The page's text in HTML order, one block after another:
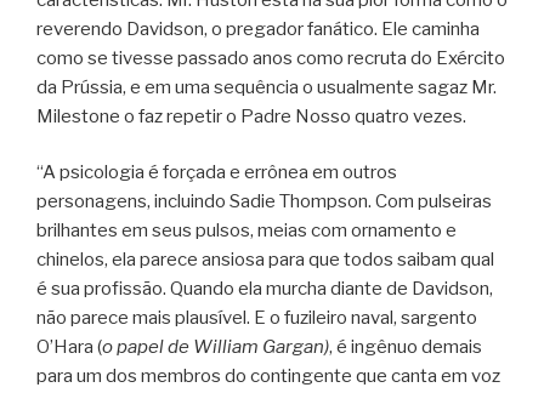
reverendo Davidson, o pregador fanático. Ele caminha
como se tivesse passado anos como recruta do Exército
da Prússia, e em uma sequência o usualmente sagaz Mr.
Milestone o faz repetir o Padre Nosso quatro vezes.
“A psicologia é forçada e errônea em outros
personagens, incluindo Sadie Thompson. Com pulseiras
brilhantes em seus pulsos, meias com ornamento e
chinelos, ela parece ansiosa para que todos saibam qual
é sua profissão. Quando ela murcha diante de Davidson,
não parece mais plausível. E o fuzileiro naval, sargento
O’Hara (o papel de William Gargan), é ingênuo demais
para um dos membros do contingente que canta em voz